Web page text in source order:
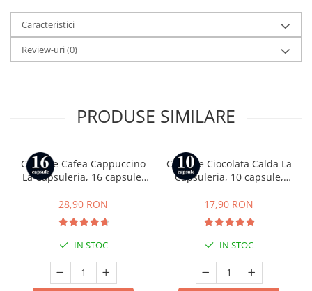
Caracteristici
Review-uri(0)
PRODUSE SIMILARE
Capsule Cafea Cappuccino
La Capsuleria, 16 capsule,
28,90 RON
IN STOC
Capsule Ciocolata Calda La
Capsuleria, 10 capsule,
17,90 RON
IN STOC